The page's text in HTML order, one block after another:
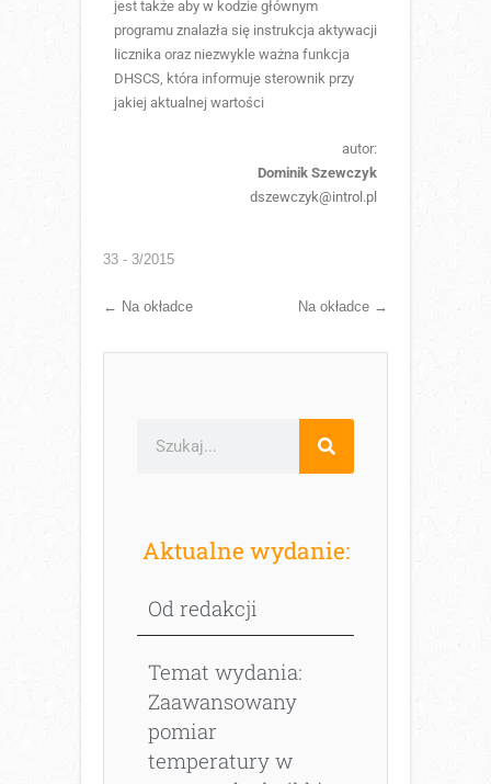
jest także aby w kodzie głównym
programu znalazła się instrukcja aktywacji
licznika oraz niezwykle ważna funkcja
DHSCS, która informuje sterownik przy
jakiej aktualnej wartości
autor:
Dominik Szewczyk
dszewczyk@introl.pl
33 - 3/2015
← Na okładce Na okładce →
Aktualne wydanie:
Od redakcji
Temat wydania:
Zaawansowany
pomiar
temperatury w